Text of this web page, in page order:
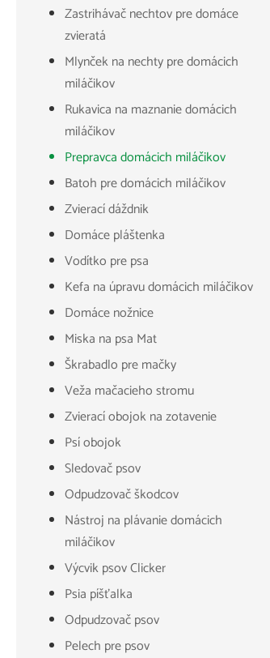
Zastrihávač nechtov pre domáce
zvieratá
Mlynček na nechty pre domácich
miláčikov
Rukavica na maznanie domácich
miláčikov
Prepravca domácich miláčikov
Batoh pre domácich miláčikov
Zvierací dáždnik
Domáce pláštenka
Vodítko pre psa
Kefa na úpravu domácich miláčikov
Domáce nožnice
Miska na psa Mat
Škrabadlo pre mačky
Veža mačacieho stromu
Zvierací obojok na zotavenie
Psí obojok
Sledovač psov
Odpudzovač škodcov
Nástroj na plávanie domácich
miláčikov
Výcvik psov Clicker
Psia píšťalka
Odpudzovač psov
Pelech pre psov